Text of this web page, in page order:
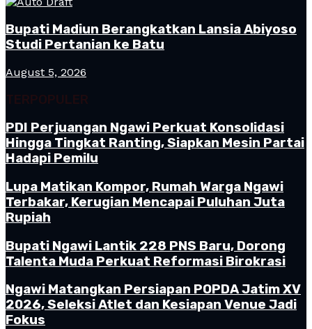
Bupati Madiun Berangkatkan Lansia Abiyoso
Studi Pertanian ke Batu
August 5, 2026
TERPOPULER
PDI Perjuangan Ngawi Perkuat Konsolidasi
Hingga Tingkat Ranting, Siapkan Mesin Partai
Hadapi Pemilu
Lupa Matikan Kompor, Rumah Warga Ngawi
Terbakar, Kerugian Mencapai Puluhan Juta
Rupiah
Bupati Ngawi Lantik 228 PNS Baru, Dorong
Talenta Muda Perkuat Reformasi Birokrasi
Ngawi Matangkan Persiapan POPDA Jatim XV
2026, Seleksi Atlet dan Kesiapan Venue Jadi
Fokus